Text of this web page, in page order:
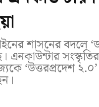
শাসনের বদলে
এনকাউন্টার
‘উত্তরপ্রদেশ